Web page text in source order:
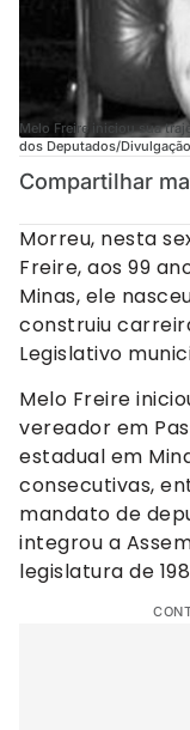
Melo Freire iniciou sua
dos Deputados/
Compartilhar
Morreu, nesta
Freire, aos 99
Minas, ele
construiu
Legislativo
Melo Freire
vereador em
estadual em
consecutivas,
mandato de
integrou a
legislatura de